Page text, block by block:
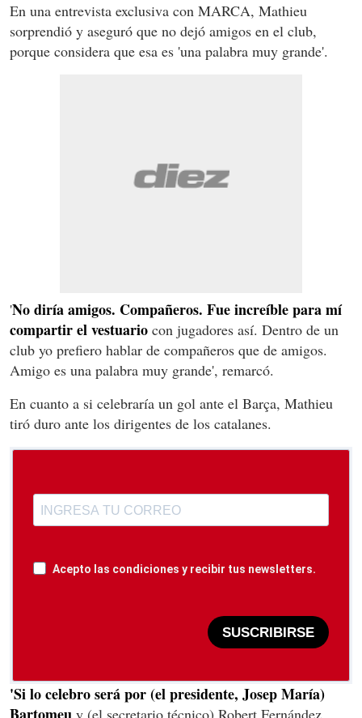
En una entrevista exclusiva con MARCA, Mathieu
sorprendió y aseguró que no dejó amigos en el club,
porque considera que esa es 'una palabra muy grande'.
'No diría amigos. Compañeros. Fue increíble para mí
compartir el vestuario con jugadores así. Dentro de un
club yo prefiero hablar de compañeros que de amigos.
Amigo es una palabra muy grande', remarcó.
En cuanto a si celebraría un gol ante el Barça, Mathieu
tiró duro ante los dirigentes de los catalanes.
Acepto las condiciones y recibir tus newsletters.
SUSCRIBIRSE
'Si lo celebro será por (el presidente, Josep María)